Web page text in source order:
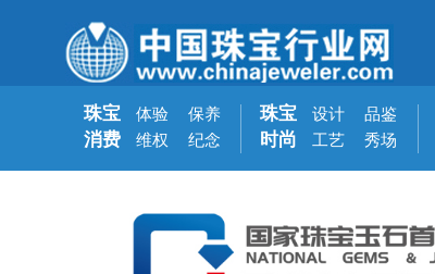
珠宝
消费
体验
维权
保养
纪念
珠宝
时尚
设计
工艺
品鉴
秀场